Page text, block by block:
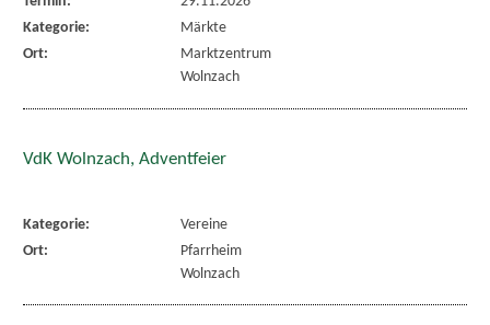
Kategorie:
Märkte
Ort:
Marktzentrum
Wolnzach
VdK Wolnzach, Adventfeier
Kategorie:
Vereine
Ort:
Pfarrheim
Wolnzach